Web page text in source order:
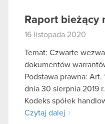
Raport bieżący
16 listopada 2020
Temat: Czwarte
dokumentów
Podstawa prawna: Art.
dnia 30 sierpnia 2019
Kodeks spółek
Czytaj dalej